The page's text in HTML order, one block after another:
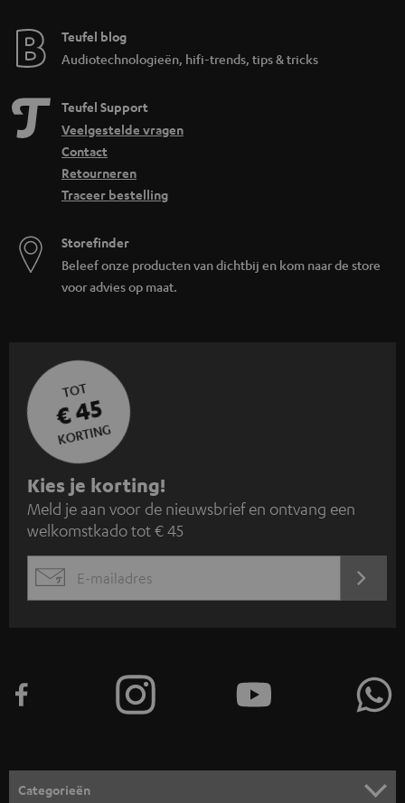
Teufel blog
Audiotechnologieën, hifi-trends, tips & tricks
Teufel Support
Veelgestelde vragen
Contact
Retourneren
Traceer bestelling
Storefinder
Beleef onze producten van dichtbij en kom naar de store
voor advies op maat.
TOT
€ 45
KORTING
A
a
n
m
e
n
o
Kies je korting!
Meld je aan voor de nieuwsbrief en ontvang een
welkomstkado tot € 45
EMAIL
Categorieën